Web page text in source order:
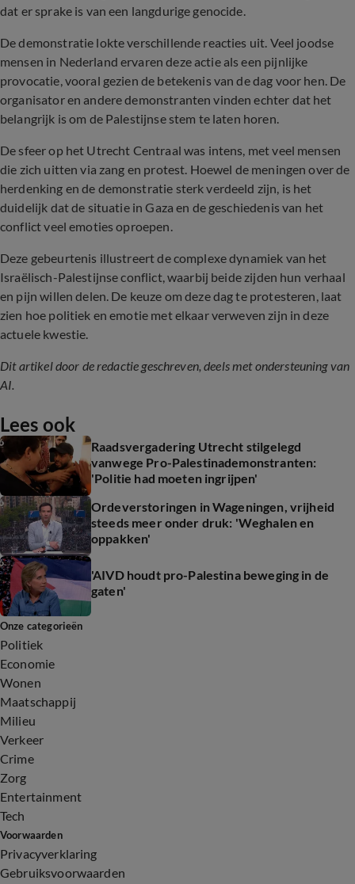
dat er sprake is van een langdurige genocide.
De demonstratie lokte verschillende reacties uit. Veel joodse
mensen in Nederland ervaren deze actie als een pijnlijke
provocatie, vooral gezien de betekenis van de dag voor hen. De
organisator en andere demonstranten vinden echter dat het
belangrijk is om de Palestijnse stem te laten horen.
De sfeer op het Utrecht Centraal was intens, met veel mensen
die zich uitten via zang en protest. Hoewel de meningen over de
herdenking en de demonstratie sterk verdeeld zijn, is het
duidelijk dat de situatie in Gaza en de geschiedenis van het
conflict veel emoties oproepen.
Deze gebeurtenis illustreert de complexe dynamiek van het
Israëlisch-Palestijnse conflict, waarbij beide zijden hun verhaal
en pijn willen delen. De keuze om deze dag te protesteren, laat
zien hoe politiek en emotie met elkaar verweven zijn in deze
actuele kwestie.
Dit artikel door de redactie geschreven, deels met ondersteuning van
AI.
Lees ook
Raadsvergadering Utrecht stilgelegd
vanwege Pro-Palestinademonstranten:
'Politie had moeten ingrijpen'
Ordeverstoringen in Wageningen, vrijheid
steeds meer onder druk: 'Weghalen en
oppakken'
'AIVD houdt pro-Palestina beweging in de
gaten'
Onze categorieën
Politiek
Economie
Wonen
Maatschappij
Milieu
Verkeer
Crime
Zorg
Entertainment
Tech
Voorwaarden
Privacyverklaring
Gebruiksvoorwaarden